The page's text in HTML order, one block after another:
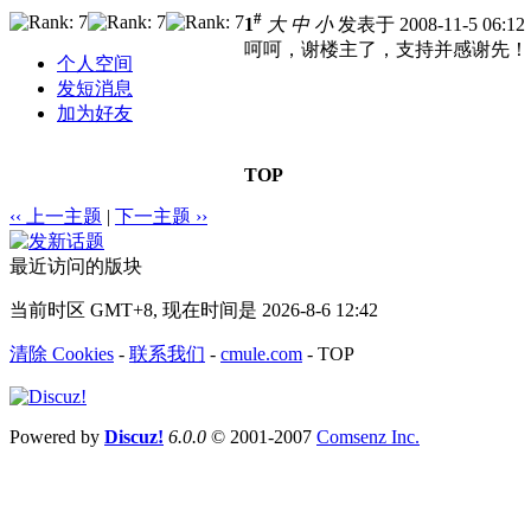
个人空间
发短消息
加为好友
1# 大 中 小发表于 2008-11-5 06:12
呵呵，谢楼主了，支持并感谢先！
TOP
‹‹ 上一主题 | 下一主题 ››
最近访问的版块
当前时区 GMT+8, 现在时间是 2026-8-6 12:42
清除 Cookies - 联系我们 - cmule.com - TOP
Powered by Discuz! 6.0.0 © 2001-2007 Comsenz Inc.